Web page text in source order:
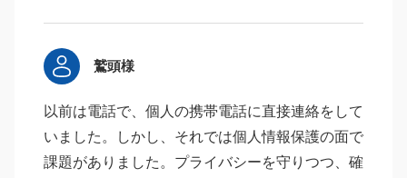
鷲頭様
以前は電話で、個人の携帯電話に直接連絡をして
いました。しかし、それでは個人情報保護の面で
課題がありました。プライバシーを守りつつ、確